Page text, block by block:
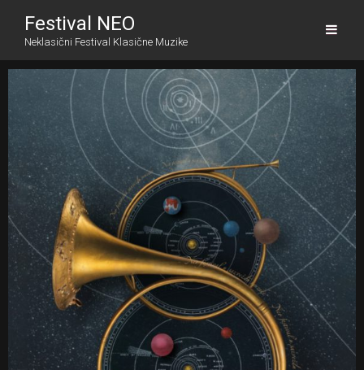
Festival NEO
Neklasični Festival Klasične Muzike